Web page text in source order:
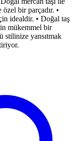
özel bir parçadır. •
idealdir. • Doğal taş
mükemmel bir
stilinize yansıtmak